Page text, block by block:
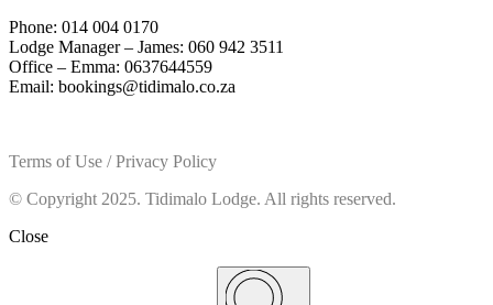
Phone: 014 004 0170
Lodge Manager – James: 060 942 3511
Office – Emma: 0637644559
Email: bookings@tidimalo.co.za
Terms of Use / Privacy Policy
© Copyright 2025. Tidimalo Lodge. All rights reserved.
Close